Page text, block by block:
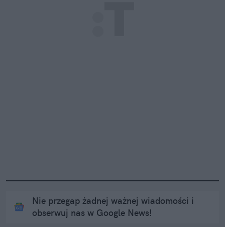
Nie przegap żadnej ważnej wiadomości i
obserwuj nas w Google News!